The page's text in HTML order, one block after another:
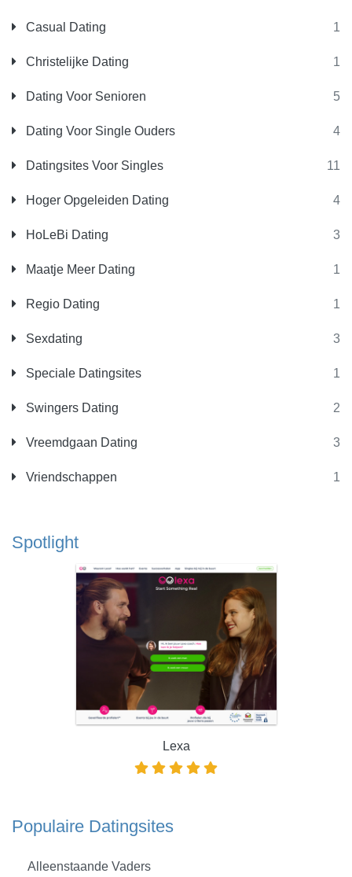
Casual Dating 1
Christelijke Dating 1
Dating Voor Senioren 5
Dating Voor Single Ouders 4
Datingsites Voor Singles 11
Hoger Opgeleiden Dating 4
HoLeBi Dating 3
Maatje Meer Dating 1
Regio Dating 1
Sexdating 3
Speciale Datingsites 1
Swingers Dating 2
Vreemdgaan Dating 3
Vriendschappen 1
Spotlight
Lexa
Populaire Datingsites
Alleenstaande Vaders